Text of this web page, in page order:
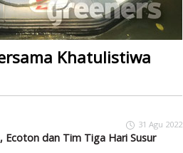
Khatulistiwa
31 Agu 2022
Ecoton dan Tim Tiga Hari Susur